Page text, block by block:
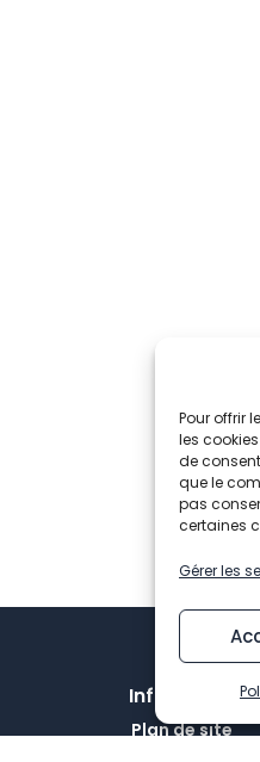
Pour offrir
les
de
que le
pas
certaines
Gérer les
Informations
Plan de site